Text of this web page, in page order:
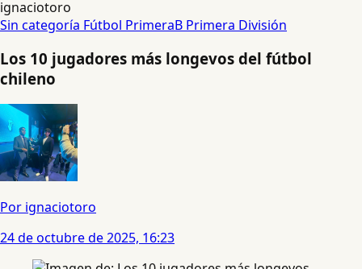
ignaciotoro
Sin categoría Fútbol PrimeraB Primera División
Los 10 jugadores más longevos del fútbol
chileno
Por ignaciotoro
24 de octubre de 2025, 16:23